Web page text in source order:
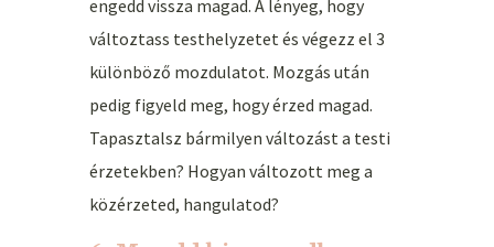
engedd vissza magad. A lényeg, hogy
változtass testhelyzetet és végezz el 3
különböző mozdulatot. Mozgás után
pedig figyeld meg, hogy érzed magad.
Tapasztalsz bármilyen változást a testi
érzetekben? Hogyan változott meg a
közérzeted, hangulatod?